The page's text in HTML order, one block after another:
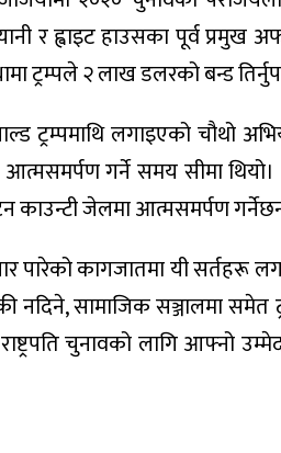
र ह्वाइट हाउसका पूर्व प्रमुख
ट्रम्पले २ लाख डलरको बन्ड
ट्रम्पमाथि लगाइएको चौथो
गर्ने समय सीमा
काउन्टी जेलमा आत्मसमर्पण
पारेको कागजातमा यी सर्तहरू
नदिने, सामाजिक सञ्जालमा
चुनावको लागि आफ्नो